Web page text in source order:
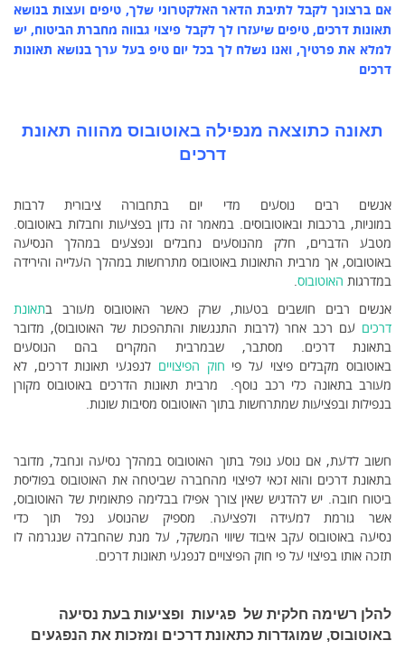
אם ברצונך לקבל לתיבת הדאר האלקטרוני שלך, טיפים ועצות בנושא
תאונות דרכים, טיפים שיעזרו לך לקבל פיצוי גבווה מחברת הביטוח, יש
למלא את פרטיך, ואנו נשלח לך בכל יום טיפ בעל ערך בנושא תאונות
דרכים
תאונה כתוצאה מנפילה באוטובוס מהווה תאונת
דרכים
אנשים רבים נוסעים מדי יום בתחבורה ציבורית לרבות
במוניות, ברכבות ובאוטובוסים. במאמר זה נדון בפציעות וחבלות באוטובוס.
מטבע הדברים, חלק מהנוסעים נחבלים ונפצעים במהלך הנסיעה
באוטובוס, אך מרבית התאונות באוטובוס מתרחשות במהלך העלייה והירידה
במדרגות האוטובוס.
אנשים רבים חושבים בטעות, שרק כאשר האוטובוס מעורב בתאונת
דרכים עם רכב אחר (לרבות התנגשות והתהפכות של האוטובוס), מדובר
בתאונת דרכים. מסתבר, שבמרבית המקרים בהם הנוסעים
באוטובוס מקבלים פיצוי על פי חוק הפיצויים לנפגעי תאונות דרכים, לא
מעורב בתאונה כלי רכב נוסף. מרבית תאונות הדרכים באוטובוס מקורן
בנפילות ובפציעות שמתרחשות בתוך האוטובוס מסיבות שונות.
חשוב לדעת, אם נוסע נופל בתוך האוטובוס במהלך נסיעה ונחבל, מדובר
בתאונת דרכים והוא זכאי לפיצוי מהחברה שביטחה את האוטובוס בפוליסת
ביטוח חובה. יש להדגיש שאין צורך אפילו בבלימה פתאומית של האוטובוס,
אשר גורמת למעידה ולפציעה. מספיק שהנוסע נפל תוך כדי
נסיעה באוטובוס עקב איבוד שיווי המשקל, על מנת שהחבלה שנגרמה לו
תזכה אותו בפיצוי על פי חוק הפיצויים לנפגעי תאונות דרכים.
להלן רשימה חלקית של פגיעות ופציעות בעת נסיעה
באוטובוס, שמוגדרות כתאונת דרכים ומזכות את הנפגעים